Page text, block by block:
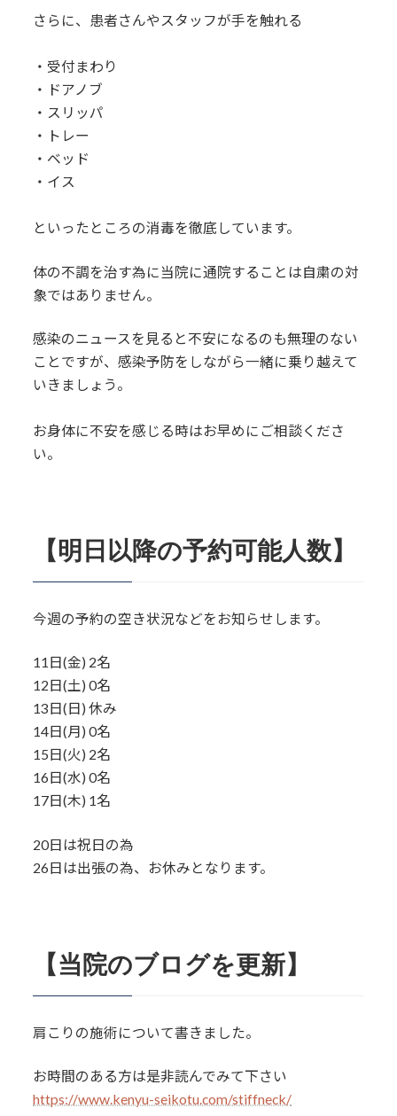
さらに、患者さんやスタッフが手を触れる
・受付まわり
・ドアノブ
・スリッパ
・トレー
・ベッド
・イス
といったところの消毒を徹底しています。
体の不調を治す為に当院に通院することは自粛の対
象ではありません。
感染のニュースを見ると不安になるのも無理のない
ことですが、感染予防をしながら一緒に乗り越えて
いきましょう。
お身体に不安を感じる時はお早めにご相談くださ
い。
【明日以降の予約可能人数】
今週の予約の空き状況などをお知らせします。
11日(金) 2名
12日(土) 0名
13日(日) 休み
14日(月) 0名
15日(火) 2名
16日(水) 0名
17日(木) 1名
20日は祝日の為
26日は出張の為、お休みとなります。
【当院のブログを更新】
肩こりの施術について書きました。
お時間のある方は是非読んでみて下さい
https://www.kenyu-seikotu.com/stiffneck/